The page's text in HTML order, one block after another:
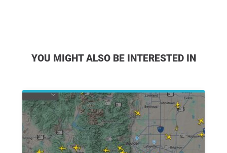
YOU MIGHT ALSO BE INTERESTED IN